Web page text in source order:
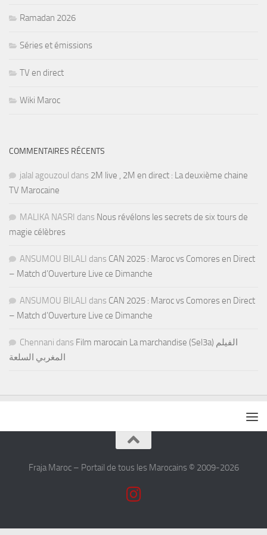
Ramadan 2026
Séries et émissions
TV en direct
Wiki Maroc
COMMENTAIRES RÉCENTS
jalal agouzoul dans 2M live , 2M en direct : La deuxième chaine
TV Marocaine
MALIKA NASRI dans Nous révélons les secrets de six tours de
magie célèbres
ANSUMOU BILALI dans CAN 2025 : Maroc vs Comores en Direct
– Match d’Ouverture Live ce Dimanche
ANSUMOU BILALI dans CAN 2025 : Maroc vs Comores en Direct
– Match d’Ouverture Live ce Dimanche
Chennani dans Film marocain La marchandise (Sel3a) الفيلم
المغربي السلعة
Fraja Maroc – Portail de tous les Marocains © 2009-2026